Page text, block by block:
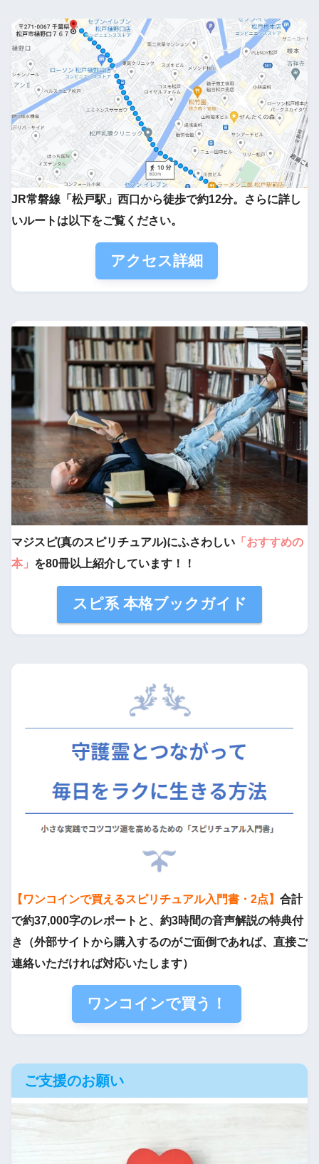
JR常磐線「松戸駅」西口から徒歩で約12分。さらに詳し
いルートは以下をご覧ください。
アクセス詳細
マジスピ(真のスピリチュアル)にふさわしい 「おすすめの
本」 を80冊以上紹介しています！！
スピ系 本格ブックガイド
【ワンコインで買えるスピリチュアル入門書・2点】 合計
で約37,000字のレポートと、約3時間の音声解説の特典付
き（外部サイトから購入するのがご面倒であれば、直接ご
連絡いただければ対応いたします）
ワンコインで買う！
ご支援のお願い